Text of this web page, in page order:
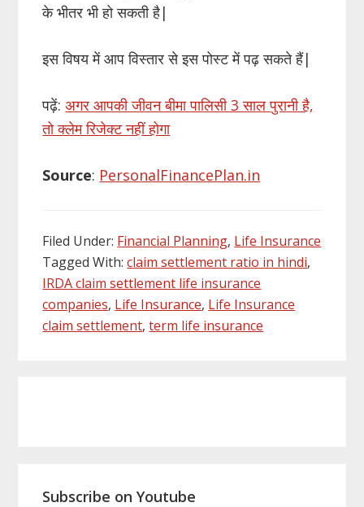
के भीतर भी हो सकती है|
इस विषय में आप विस्तार से इस पोस्ट में पढ़ सकते हैं|
पढ़ें:अगर आपकी जीवन बीमा पालिसी 3 साल पुरानी है,
तो क्लेम रिजेक्ट नहीं होगा
Source: PersonalFinancePlan.in
Filed Under: Financial Planning, Life Insurance
Tagged With:claim settlement ratio in hindi,
IRDA claim settlement life insurance
companies, Life Insurance, Life Insurance
claim settlement,term life insurance
Subscribe on Youtube